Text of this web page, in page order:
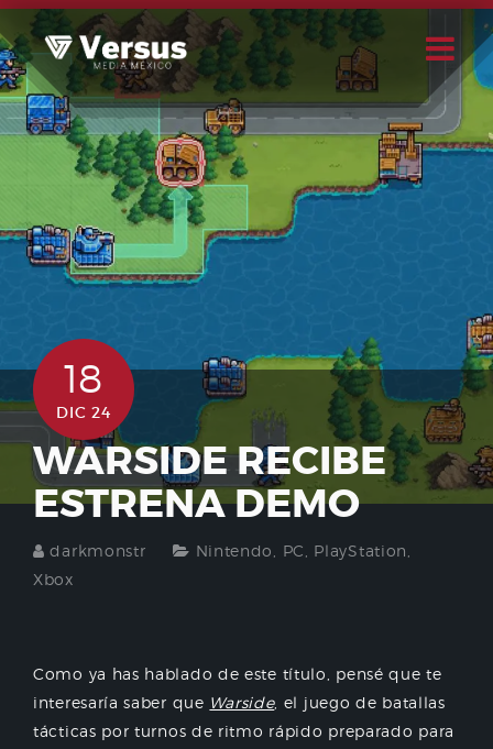
Skip
to
content
Buscar
Usuario
18
DIC 24
WARSIDE RECIBE
ESTRENA DEMO
darkmonstr Nintendo PC PlayStation
Xbox
Como ya has hablado de este título, pensé que te
interesaría saber que Warside, el juego de batallas
tácticas por turnos de ritmo rápido preparado para